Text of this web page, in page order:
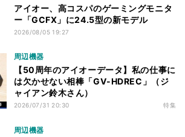
アイオー、高コスパのゲーミングモニタ
ー「GCFX」に24.5型の新モデル
2026/08/05 19:27
周辺機器
【50周年のアイオーデータ】私の仕事に
は欠かせない相棒「GV-HDREC」（ジ
ャイアン鈴木さん）
2026/07/31 20:30 特集
周辺機器